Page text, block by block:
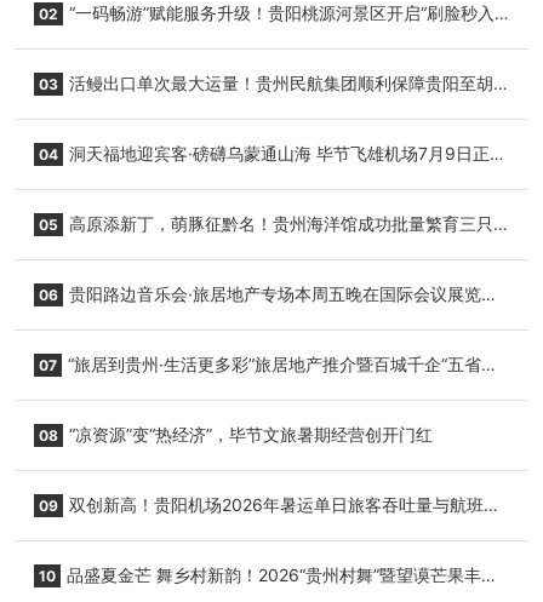
02 “一码畅游”赋能服务升级！贵阳桃源河景区开启“刷脸秒入
03 活鳗出口单次最大运量！贵州民航集团顺利保障贵阳至胡
04 洞天福地迎宾客·磅礴乌蒙通山海 毕节飞雄机场7月9日正式
05 高原添新丁，萌豚征黔名！贵州海洋馆成功批量繁育三只
06 贵阳路边音乐会·旅居地产专场本周五晚在国际会议展览中
07 “旅居到贵州·生活更多彩”旅居地产推介暨百城千企“五省
08 “凉资源”变“热经济”，毕节文旅暑期经营创开门红
09 双创新高！贵阳机场2026年暑运单日旅客吞吐量与航班起
10 品盛夏金芒 舞乡村新韵！2026“贵州村舞”暨望谟芒果丰收